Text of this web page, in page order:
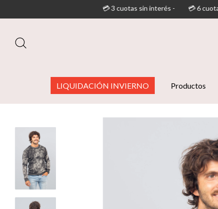
💳 6 cuotas sin interés
LIQUIDACIÓN INVIERNO Productos